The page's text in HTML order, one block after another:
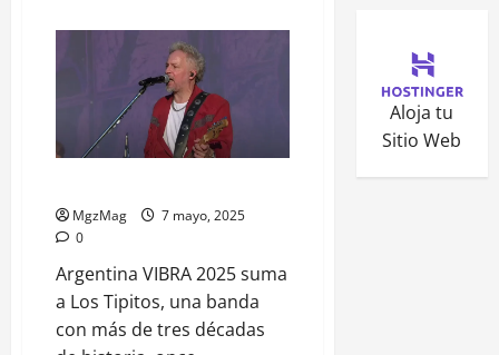
MgzMag
7 mayo, 2025
0
Argentina VIBRA 2025 suma
a Los Tipitos, una banda
con más de tres décadas
Aloja tu
Sitio Web